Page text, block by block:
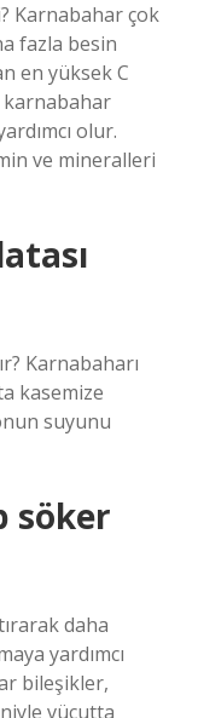
Karnabahar çok
fazla besin
en yüksek C
karnabahar
olur.
ve mineralleri
Karnabaharı
kasemize
suyunu
söker
daha
yardımcı
bileşikler,
vücutta